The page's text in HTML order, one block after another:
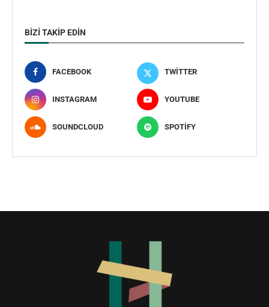
BIZI TAKIP EDIN
FACEBOOK TWITTER
INSTAGRAM YOUTUBE
SOUNDCLOUD SPOTIFY